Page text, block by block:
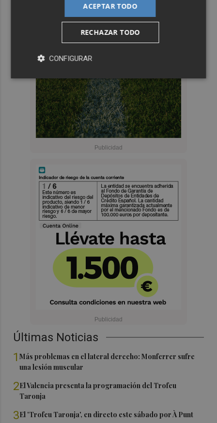
Últimas Noticias
1Más problemas en el lateral derecho: Monferrer sufre
una lesión muscular
2El Valencia presenta la programación del Trofeu
Taronja
3El 'Trofeu Taronja', en directo este sábado por À Punt
ACEPTAR TODO
RECHAZAR TODO
CONFIGURAR